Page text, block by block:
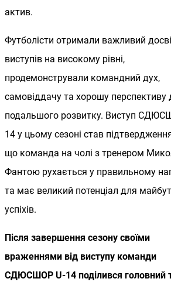
актив.
Футболісти отримали важливий
виступів на високому рівні,
продемонстрували командний дух,
самовіддачу та хорошу перспективу
подальшого розвитку. Виступ
14 у цьому сезоні став
що команда на чолі з тренером
Фантою рухається у правильному
та має великий потенціал для
успіхів.
Після завершення сезону своїми
враженнями від виступу команди
СДЮСШОР U-14 поділився головний